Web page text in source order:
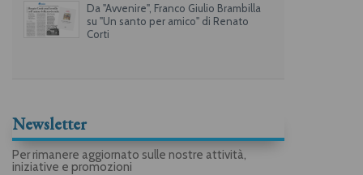
Da "Avvenire", Franco Giulio Brambilla
su "Un santo per amico" di Renato
Corti
Newsletter
Per rimanere aggiornato sulle nostre attività,
iniziative e promozioni